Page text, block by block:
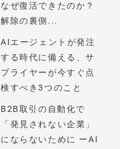
なぜ復活できたのか？
解除の裏側...
AIエージェントが発注
する時代に備える、サ
プライヤーが今すぐ点
検すべき3つのこと
B2B取引の自動化で
「発見されない企業」
にならないために ーAI